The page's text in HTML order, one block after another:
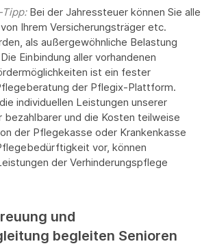
Tipp:‍ Bei der Jahressteuer können Sie alle
Ihrem Versicherungsträger etc.
als außergewöhnliche Belastung
Einbindung aller vorhandenen
ist ein fester
der Pflegix-Plattform.
individuellen Leistungen unserer
bezahlbarer und die Kosten teilweise
der Pflegekasse oder Krankenkasse
vor, können
der Verhinderungspflege
und
begleiten Senioren